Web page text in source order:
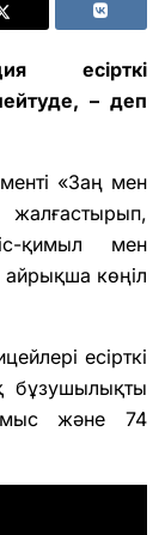
есірткі
– деп
«Заң мен
қимыл мен
айрықша көңіл
есірткі
бұзушылықты
және 74